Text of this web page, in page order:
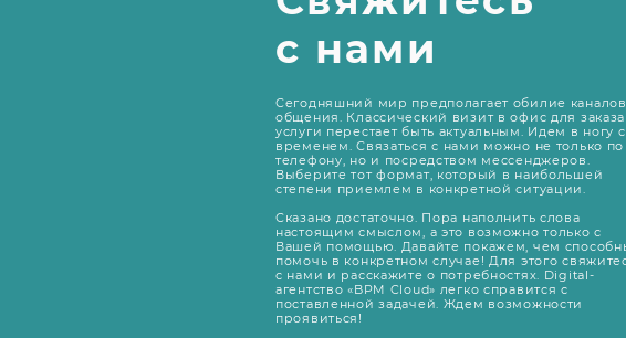
с нами
Сегодняшний мир предполагает обилие каналов
общения. Классический визит в офис для заказа
услуги перестает быть актуальным. Идем в ногу
временем. Связаться с нами можно не только по
телефону, но и посредством мессенджеров.
Выберите тот формат, который в наибольшей
степени приемлем в конкретной ситуации.
Сказано достаточно. Пора наполнить слова
настоящим смыслом, а это возможно только с
Вашей помощью. Давайте покажем, чем
помочь в конкретном случае! Для этого
с нами и расскажите о потребностях. Digital-
агентство «BPM Cloud» легко справится с
поставленной задачей. Ждем возможности
проявиться!